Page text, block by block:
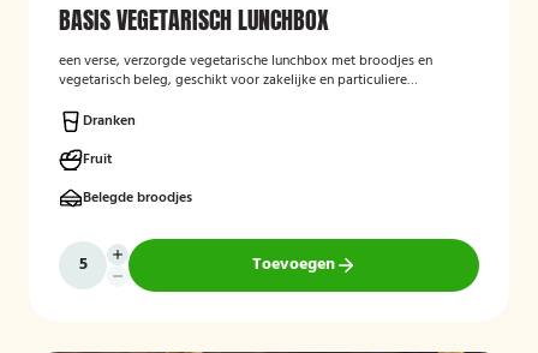
BASIS VEGETARISCH LUNCHBOX
een verse, verzorgde vegetarische lunchbox met broodjes en
vegetarisch beleg, geschikt voor zakelijke en particuliere
Dranken
Fruit
Belegde broodjes
Toevoegen